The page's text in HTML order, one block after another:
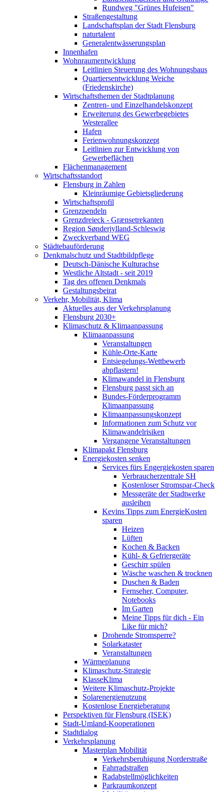
Rundweg "Grünes Hufeisen"
Straßengestaltung
Landschaftsplan der Stadt Flensburg
naturtalent
Generalentwässerungsplan
Innenhafen
Wohnraumentwicklung
Leitlinien Steuerung des Wohnungsbaus
Quartiersentwicklung Weiche
(Friedenskirche)
Wirtschaftsthemen der Stadtplanung
Zentren- und Einzelhandelskonzept
Erweiterung des Gewerbegebietes
Westerallee
Hafen
Ferienwohnungskonzept
Leitlinien zur Entwicklung von
Gewerbeflächen
Flächenmanagement
Wirtschaftsstandort
Flensburg in Zahlen
Kleinräumige Gebietsgliederung
Wirtschaftsprofil
Grenzpendeln
Grenzdreieck - Grænsetrekanten
Region Sønderjylland-Schleswig
Zweckverband WEG
Städtebauförderung
Denkmalschutz und Stadtbildpflege
Deutsch-Dänische Kulturachse
Westliche Altstadt - seit 2019
Tag des offenen Denkmals
Gestaltungsbeirat
Verkehr, Mobilität, Klima
Aktuelles aus der Verkehrsplanung
Flensburg 2030+
Klimaschutz & Klimaanpassung
Klimaanpassung
Veranstaltungen
Kühle-Orte-Karte
Entsiegelungs-Wettbewerb
abpflastern!
Klimawandel in Flensburg
Flensburg passt sich an
Bundes-Förderprogramm
Klimaanpassung
Klimaanpassungskonzept
Informationen zum Schutz vor
Klimawandelrisiken
Vergangene Veranstaltungen
Klimapakt Flensburg
Energiekosten senken
Services fürs Engergiekosten sparen
Verbraucherzentrale SH
Kostenloser Stromspar-Check
Messgeräte der Stadtwerke
ausleihen
Kevins Tipps zum EnergieKosten
sparen
Heizen
Lüften
Kochen & Backen
Kühl- & Gefriergeräte
Geschirr spülen
Wäsche waschen & trocknen
Duschen & Baden
Fernseher, Computer,
Notebooks
Im Garten
Meine Tipps für dich - Ein
Like für mich?
Drohende Stromsperre?
Solarkataster
Veranstaltungen
Wärmeplanung
Klimaschutz-Strategie
KlasseKlima
Weitere Klimaschutz-Projekte
Solarenergienutzung
Kostenlose Energieberatung
Perspektiven für Flensburg (ISEK)
Stadt-Umland-Kooperationen
Stadtdialog
Verkehrsplanung
Masterplan Mobilität
Verkehrsberuhigung Norderstraße
Fahrradstraßen
Radabstellmöglichkeiten
Parkraumkonzept